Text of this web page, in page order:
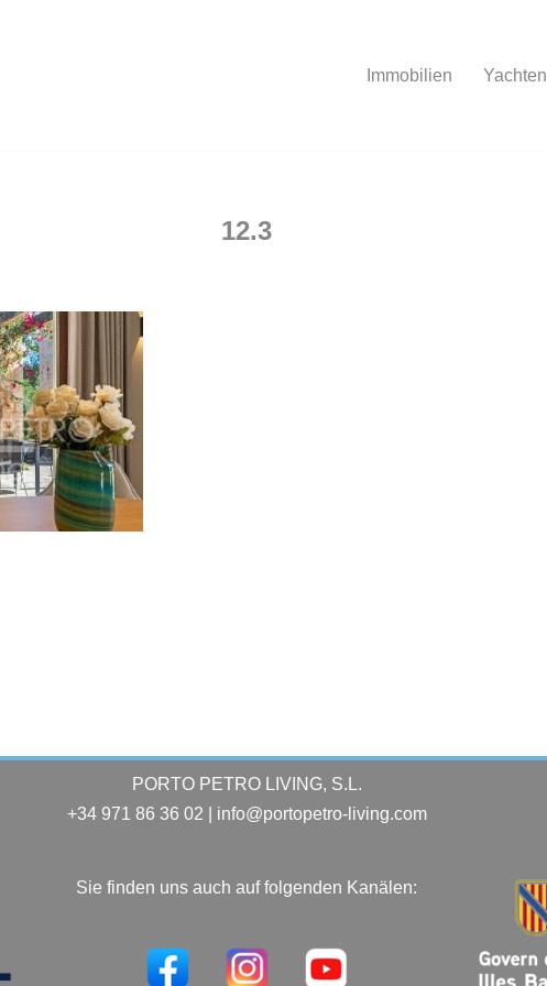
Immobilien Yachten
12.3
PORTO PETRO LIVING, S.L.
+34 971 86 36 02 | info@portopetro-living.com
Sie finden uns auch auf folgenden Kanälen: